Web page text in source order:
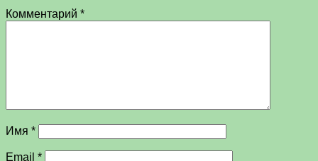
Комментарий *
Имя *
Email *